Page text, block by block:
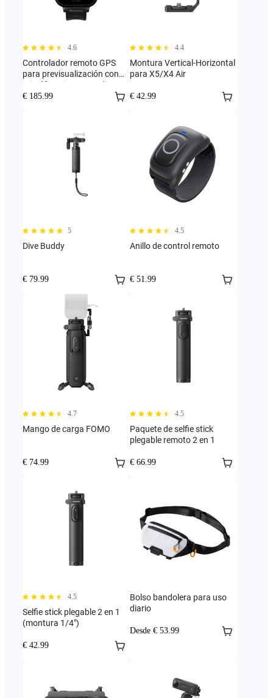
4.6
Controlador remoto GPS
para previsualización con
micrófono incorporado
€ 185.99
4.4
Montura Vertical-Horizontal
para X5/X4 Air
€ 42.99
5
Dive Buddy
€ 79.99
4.5
Anillo de control remoto
€ 51.99
4.7
Mango de carga FOMO
€ 74.99
4.5
Paquete de selfie stick
plegable remoto 2 en 1
€ 66.99
4.5
Selfie stick plegable 2 en 1
(montura 1/4")
€ 42.99
Bolso bandolera para uso
diario
Desde € 53.99